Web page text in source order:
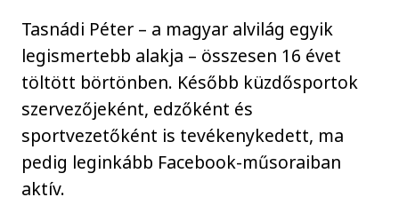
Tasnádi Péter – a magyar alvilág egyik
legismertebb alakja – összesen 16 évet
töltött börtönben. Később küzdősportok
szervezőjeként, edzőként és
sportvezetőként is tevékenykedett, ma
pedig leginkább Facebook-műsoraiban
aktív.